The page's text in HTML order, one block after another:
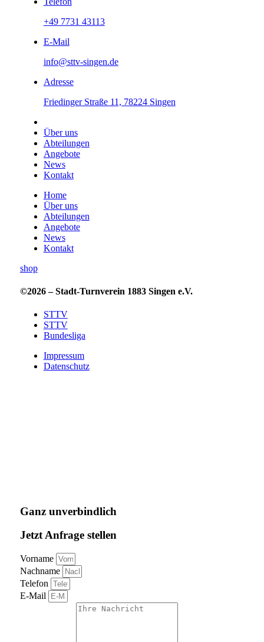
+49 7731 43113
E-Mail
info@sttv-singen.de
Adresse
Friedinger Straße 11, 78224 Singen
Über uns
Abteilungen
Angebote
News
Kontakt
Home
Über uns
Abteilungen
Angebote
News
Kontakt
shop
©2026 – Stadt-Turnverein 1883 Singen e.V.
STTV
STTV
Bundesliga
Impressum
Datenschutz
Ganz unverbindlich
Jetzt Anfrage stellen
Vorname
Nachname
Telefon
E-Mail